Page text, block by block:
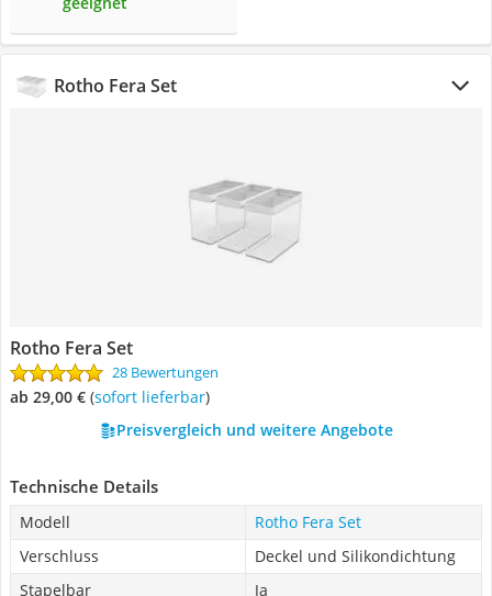
Rotho Fera Set
Rotho Fera Set
28 Bewertungen
ab 29,00 € ( Sofort lieferbar)
Preisvergleich und weitere Angebote
Technische Details
Modell
Rotho Fera Set
Verschluss
Deckel und Silikondichtung
Stapelbar
Ja